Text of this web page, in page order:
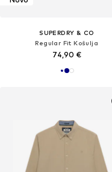
SUPERDRY & CO
Regular Fit Košulja
74,90 €